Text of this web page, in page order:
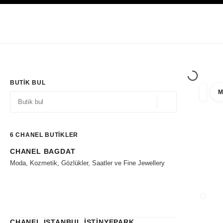
BUTIK BUL
6 CHANEL BUTİKLER
Filtrelere git
CHANEL BAGDAT
Moda, Kozmetik, Gözlükler, Saatler ve Fine Jewellery
filtre